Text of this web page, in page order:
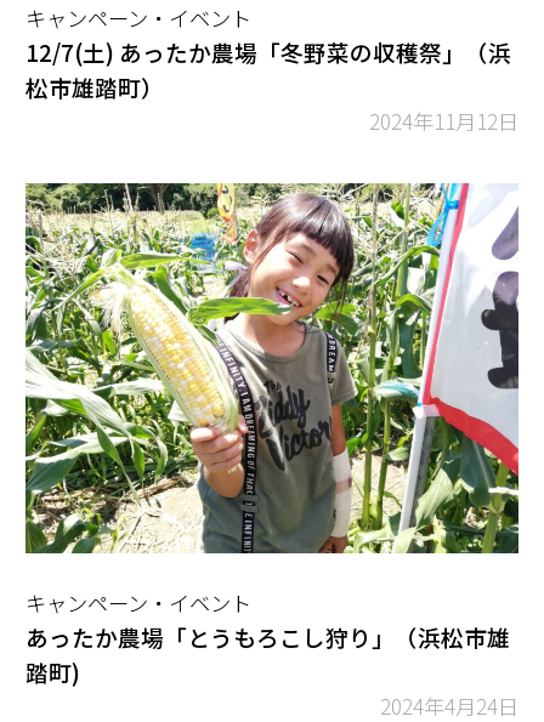
キャンペーン・イベント
12/7(土) あったか農場「冬野菜の収穫祭」（浜
松市雄踏町）
2024年11月12日
キャンペーン・イベント
あったか農場「とうもろこし狩り」（浜松市雄
踏町)
2024年4月24日